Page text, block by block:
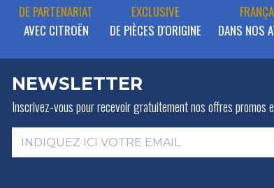
DE PARTENARIAT
AVEC CITROËN
EXCLUSIVE
DE PIÈCES D'ORIGINE
DANS NOS
NEWSLETTER
Inscrivez-vous pour recevoir gratuitementnos offres promos